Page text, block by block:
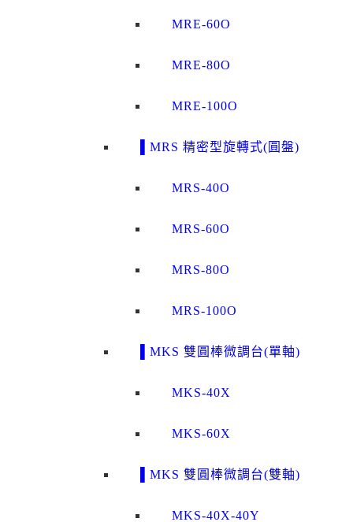
MRE-60O
MRE-80O
MRE-100O
▌MRS 精密型旋轉式(圓盤)
MRS-40O
MRS-60O
MRS-80O
MRS-100O
▌MKS 雙圓棒微調台(單軸)
MKS-40X
MKS-60X
▌MKS 雙圓棒微調台(雙軸)
MKS-40X-40Y